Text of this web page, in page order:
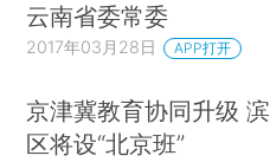
云南省委常委
2017年03月28日 APP打开
京津冀教育协同升级
区将设“北京班”